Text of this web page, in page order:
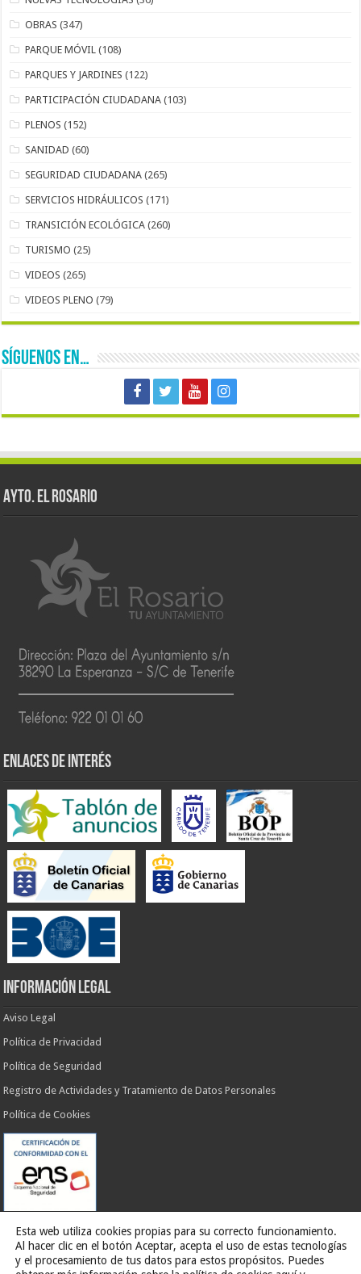
OBRAS (347)
PARQUE MÓVIL (108)
PARQUES Y JARDINES (122)
PARTICIPACIÓN CIUDADANA (103)
PLENOS (152)
SANIDAD (60)
SEGURIDAD CIUDADANA (265)
SERVICIOS HIDRÁULICOS (171)
TRANSICIÓN ECOLÓGICA (260)
TURISMO (25)
VIDEOS (265)
VIDEOS PLENO (79)
SÍGUENOS EN…
AYTO. EL ROSARIO
ENLACES DE INTERÉS
INFORMACIÓN LEGAL
Aviso Legal
Política de Privacidad
Política de Seguridad
Registro de Actividades y Tratamiento de Datos Personales
Política de Cookies
Esta web utiliza cookies propias para su correcto funcionamiento.
Al hacer clic en el botón Aceptar, acepta el uso de estas tecnologías
y el procesamiento de tus datos para estos propósitos. Puedes